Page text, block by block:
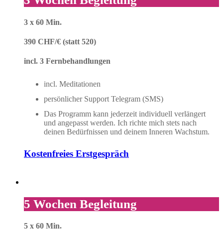
3 x 60 Min.
390 CHF/€ (statt 520)
incl. 3 Fernbehandlungen
incl. Meditationen
persönlicher Support Telegram (SMS)
Das Programm kann jederzeit individuell verlängert
und angepasst werden. Ich richte mich stets nach
deinen Bedürfnissen und deinem Inneren Wachstum.
Kostenfreies Erstgespräch
5 Wochen Begleitung
5 x 60 Min.